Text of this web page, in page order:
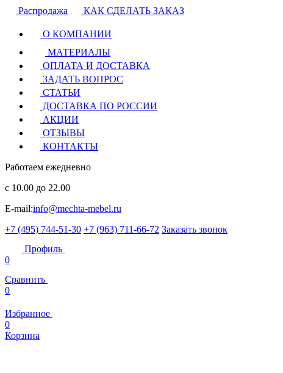
Распродажа КАК СДЕЛАТЬ ЗАКАЗ
О КОМПАНИИ
МАТЕРИАЛЫ
ОПЛАТА И ДОСТАВКА
ЗАДАТЬ ВОПРОС
СТАТЬИ
ДОСТАВКА ПО РОССИИ
АКЦИИ
ОТЗЫВЫ
КОНТАКТЫ
Работаем ежедневно
с 10.00 до 22.00
E-mail:info@mechta-mebel.ru
+7 (495) 744-51-30 +7 (963) 711-66-72 Заказать звонок
Профиль
0
Сравнить
0
Избранное
0
Корзина